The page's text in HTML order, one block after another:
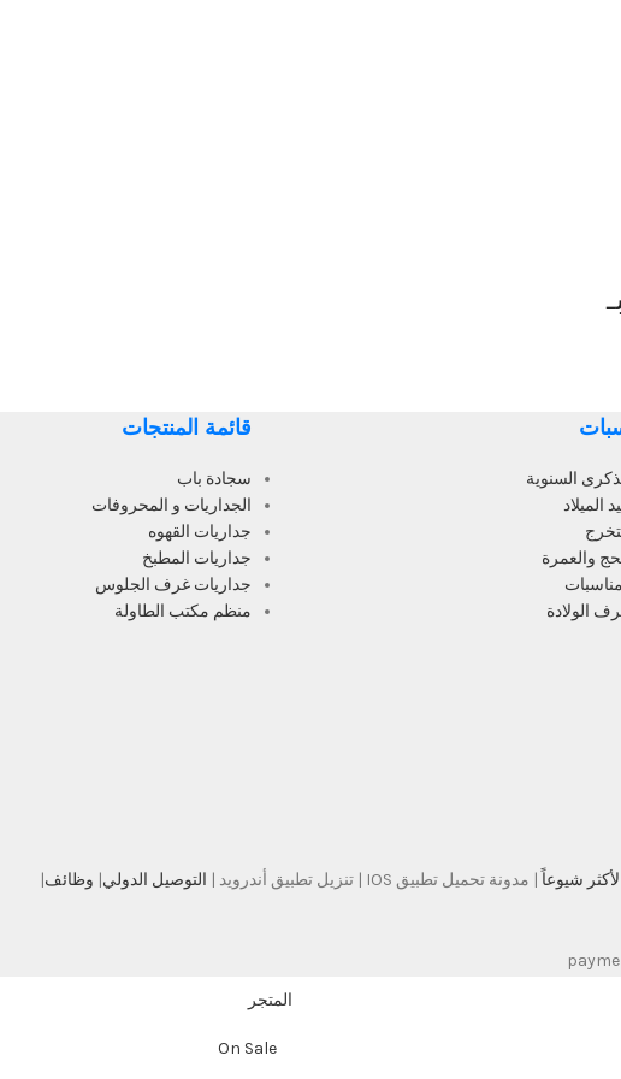
السنوية
الميلاد
والعمرة
الولادة
قائمة المنتجات
سجادة باب
الجداريات و المحروفات
جداريات القهوه
جداريات المطبخ
جداريات غرف الجلوس
منظم مكتب الطاولة
شيوعاً | مدونة تحميل تطبيق IOS | تنزيل تطبيق أندرويد | التوصيل الدولي| وظائف|
المتجر
On Sale